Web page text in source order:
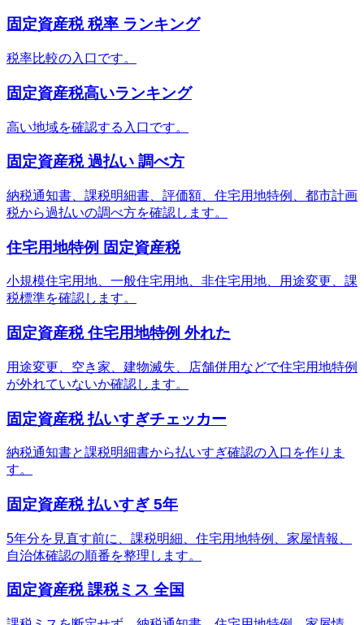
固定資産税 税率 ランキング
税率比較の入口です。
固定資産税高いランキング
高い地域を確認する入口です。
固定資産税 過払い 調べ方
納税通知書、課税明細書、評価額、住宅用地特例、都市計画
税から過払いの調べ方を確認します。
住宅用地特例 固定資産税
小規模住宅用地、一般住宅用地、非住宅用地、用途変更、課
税標準を確認します。
固定資産税 住宅用地特例 外れた
用途変更、空き家、建物滅失、店舗併用などで住宅用地特例
が外れていないか確認します。
固定資産税 払いすぎチェッカー
納税通知書と課税明細書から払いすぎ確認の入口を作りま
す。
固定資産税 払いすぎ 5年
5年分を見直す前に、課税明細、住宅用地特例、家屋情報、
自治体確認の順番を整理します。
固定資産税 課税ミス 全国